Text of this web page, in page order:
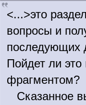
<...>это
вопросы и
последующих
Пойдет ли
фрагментом?
Сказанное